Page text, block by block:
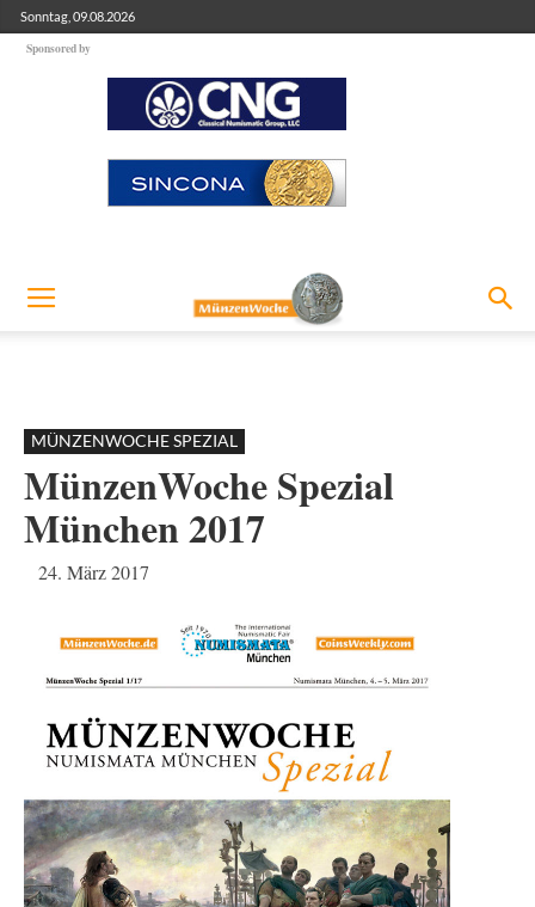
Sonntag, 09.08.2026
Sponsored by
MÜNZENWOCHE SPEZIAL
MünzenWoche Spezial
München 2017
24. März 2017